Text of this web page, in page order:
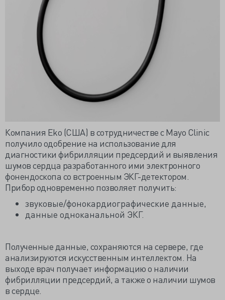
Компания Eko (США) в сотрудничестве с Mayo Clinic
получило одобрение на использование для
диагностики фибрилляции предсердий и выявления
шумов сердца разработанного ими электронного
фонендоскопа со встроенным ЭКГ-детектором.
Прибор одновременно позволяет получить:
звуковые/фонокардиографические данные,
данные одноканальной ЭКГ.
Полученные данные, сохраняются на сервере, где
анализируются искусственным интеллектом. На
выходе врач получает информацию о наличии
фибрилляции предсердий, а также о наличии шумов
в сердце.